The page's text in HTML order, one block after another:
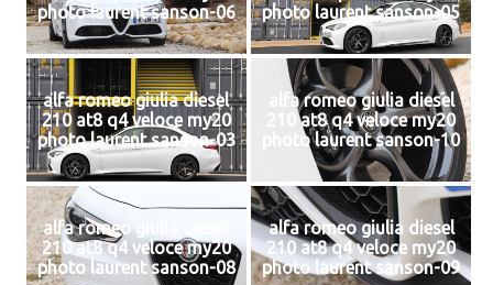
photo laurent sanson-06
photo laurent sanson-05
alfa romeo giulia diesel
210 at8 q4 veloce my20
photo laurent sanson-03
alfa romeo giulia diesel
210 at8 q4 veloce my20
photo laurent sanson-10
alfa romeo giulia diesel
210 at8 q4 veloce my20
photo laurent sanson-08
alfa romeo giulia diesel
210 at8 q4 veloce my20
photo laurent sanson-09